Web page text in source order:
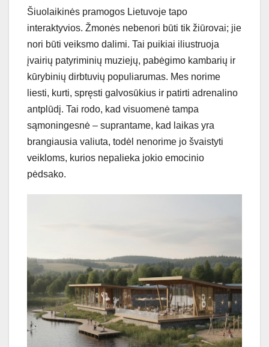
Šiuolaikinės pramogos Lietuvoje tapo
interaktyvios. Žmonės nebenori būti tik žiūrovai; jie
nori būti veiksmo dalimi. Tai puikiai iliustruoja
įvairių patyriminių muziejų, pabėgimo kambarių ir
kūrybinių dirbtuvių populiarumas. Mes norime
liesti, kurti, spręsti galvosūkius ir patirti adrenalino
antplūdį. Tai rodo, kad visuomenė tampa
sąmoningesnė – suprantame, kad laikas yra
brangiausia valiuta, todėl nenorime jo švaistyti
veikloms, kurios nepalieka jokio emocinio
pėdsako.